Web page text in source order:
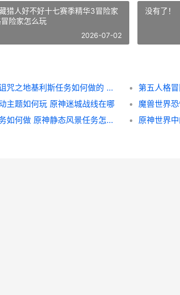
猎人好不好十七赛季精华3冒险家
险家怎么玩
2026-07-02
没有了！
魔兽世界怀旧服诅咒之地基利斯任务如何做的 魔兽世界怀旧服什么时候开的
主题如何玩 原神迷城战线在哪
原神静态风景任务如何做 原神静态风景任务怎么做攻略视频_1